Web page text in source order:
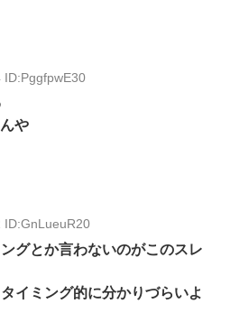
や
ID:GnLueuR20
グとか言わないのがこのスレ
イミング的に分かりづらいよ